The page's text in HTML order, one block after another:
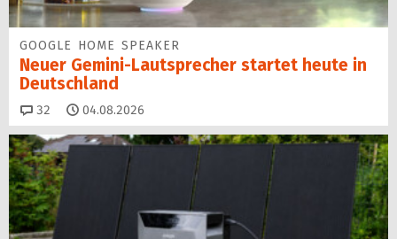
GOOGLE HOME SPEAKER
Neuer Gemini-Laut­spre­cher startet heu­te in
Deutschland
32 Kommentare
04.08.2026